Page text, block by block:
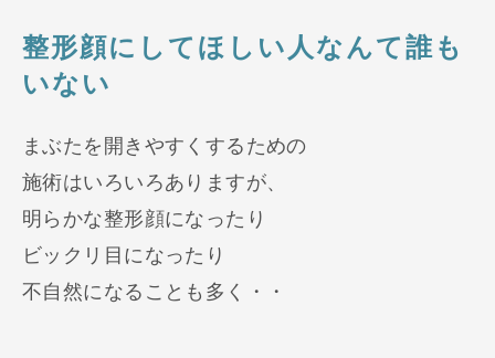
整形顔にしてほしい人なんて誰も
いない
まぶたを開きやすくするための
施術はいろいろありますが、
明らかな整形顔になったり
ビックリ目になったり
不自然になることも多く・・